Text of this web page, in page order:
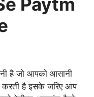
है जो आपको आसानी
है इसके जरिए आप